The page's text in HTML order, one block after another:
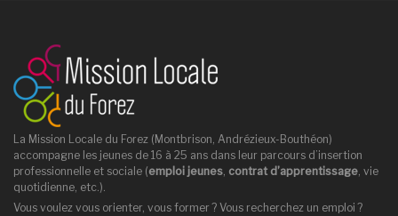
La Mission Locale du Forez (Montbrison, Andrézieux-Bouthéon)
accompagne les jeunes de 16 à 25 ans dans leur parcours d’insertion
professionnelle et sociale (emploi jeunes, contrat d’apprentissage, vie
quotidienne, etc.).
Vous voulez vous orienter, vous former ? Vous recherchez un emploi ?